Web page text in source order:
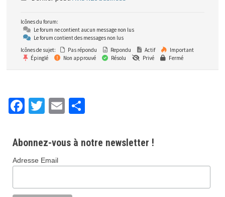
Icônes du forum:
Le forum ne contient aucun message non lus
Le forum contient des messages non lus
Icônes de sujet:
Pas répondu Repondu Actif
Important
Épinglé
Non approuvé Résolu Privé Fermé
Fa
b
o
o
k
T
tt
er
E
ai
P
ta
r
Abonnez-vous à notre newsletter !
Adresse Email